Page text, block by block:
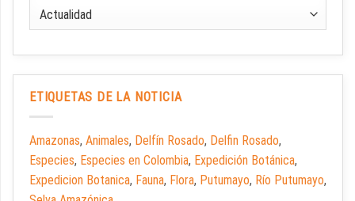
ETIQUETAS DE LA NOTICIA
Amazonas, Animales, Delfín Rosado, Delfin Rosado,
Especies, Especies en Colombia, Expedición Botánica,
Expedicion Botanica, Fauna, Flora, Putumayo, Río Putumayo,